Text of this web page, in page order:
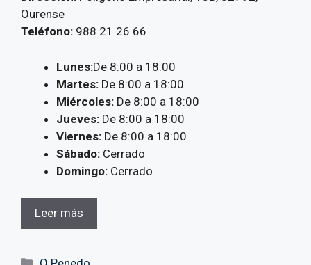
Ourense
Teléfono: 988 21 26 66
Lunes:De 8:00 a 18:00
Martes: De 8:00 a 18:00
Miércoles: De 8:00 a 18:00
Jueves: De 8:00 a 18:00
Viernes: De 8:00 a 18:00
Sábado: Cerrado
Domingo: Cerrado
Leer más
Categorías